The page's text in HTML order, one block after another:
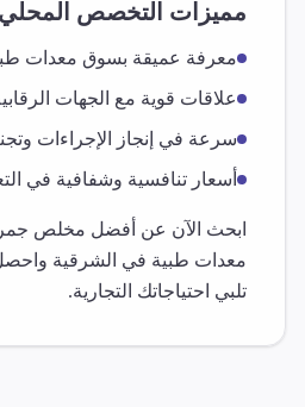
مميزات التخصص
معرفة عميقة بسوق معدات
علاقات قوية مع الجهات
سرعة في إنجاز الإجراءات
أسعار تنافسية وشفافية في
ابحث الآن عن أفضل مخلص
معدات طبية في الشرقية
تلبي احتياجاتك التجارية.